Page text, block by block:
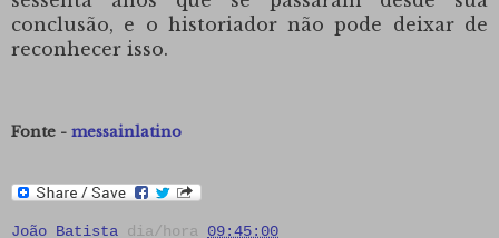
conclusão, e o historiador não pode deixar de
reconhecer isso.
Fonte - messainlatino
João Batista dia/hora 09:45:00